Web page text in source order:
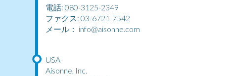
電話: 080-3125-2349
ファクス: 03-6721-7542
メール： info@aisonne.com
USA
Aisonne, Inc.